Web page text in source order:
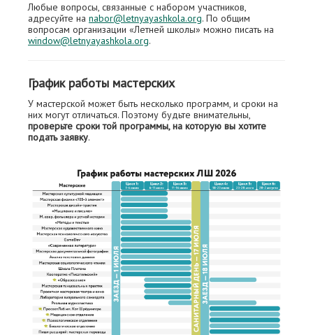
Любые вопросы, связанные с набором участников,
адресуйте на nabor@letnyayashkola.org. По общим
вопросам организации «Летней школы» можно писать на
window@letnyayashkola.org.
График работы мастерских
У мастерской может быть несколько программ, и сроки на
них могут отличаться. Поэтому будьте внимательны,
проверьте сроки той программы, на которую вы хотите
подать заявку.